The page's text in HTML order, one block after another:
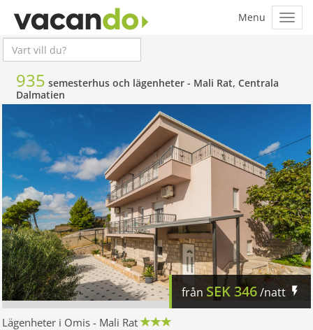
935 semesterhus och lägenheter - Mali Rat, Centrala
Dalmatien
från SEK346/natt
Lägenheter i Omis - Mali Rat